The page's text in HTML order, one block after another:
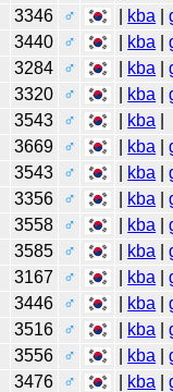
3346 ♂ kba |
3440 ♂ kba |
3284 ♂ kba |
3320 ♂ kba |
3543 ♂ kba
3669 ♂ kba |
3543 ♂ kba |
3356 ♂ kba |
3558 ♂ kba |
3585 ♂ kba |
3167 ♂ kba |
3446 ♂ kba |
3516 ♂ kba |
3556 ♂ kba |
3476 ♂ kba |